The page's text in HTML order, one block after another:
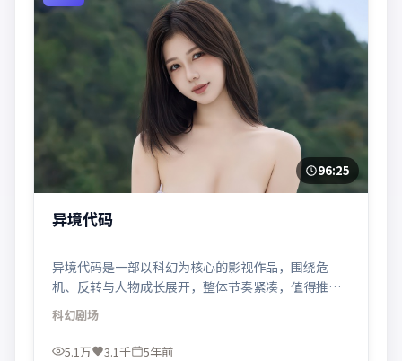
96:25
异境代码
异境代码是一部以科幻为核心的影视作品，围绕危
机、反转与人物成长展开，整体节奏紧凑，值得推荐
观看。
科幻剧场
5.1万 3.1千 5年前